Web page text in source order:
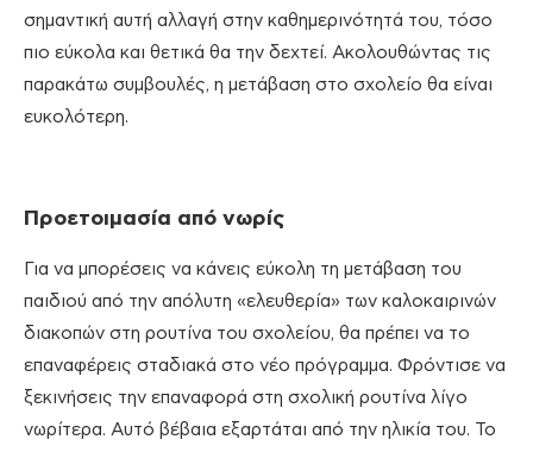
σημαντική αυτή αλλαγή στην καθημερινότητά του, τόσο
πιο εύκολα και θετικά θα την δεχτεί. Ακολουθώντας τις
παρακάτω συμβουλές, η μετάβαση στο σχολείο θα είναι
ευκολότερη.
Προετοιμασία από νωρίς
Για να μπορέσεις να κάνεις εύκολη τη μετάβαση του
παιδιού από την απόλυτη «ελευθερία» των καλοκαιρινών
διακοπών στη ρουτίνα του σχολείου, θα πρέπει να το
επαναφέρεις σταδιακά στο νέο πρόγραμμα. Φρόντισε να
ξεκινήσεις την επαναφορά στη σχολική ρουτίνα λίγο
νωρίτερα. Αυτό βέβαια εξαρτάται από την ηλικία του. Το